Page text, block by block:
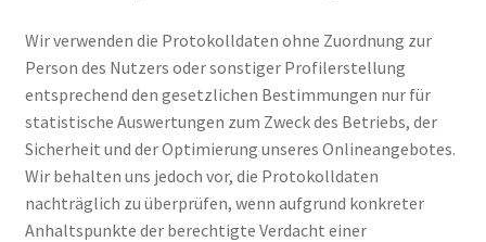
Wir verwenden die Protokolldaten ohne Zuordnung zur
Person des Nutzers oder sonstiger Profilerstellung
entsprechend den gesetzlichen Bestimmungen nur für
statistische Auswertungen zum Zweck des Betriebs, der
Sicherheit und der Optimierung unseres Onlineangebotes.
Wir behalten uns jedoch vor, die Protokolldaten
nachträglich zu überprüfen, wenn aufgrund konkreter
Anhaltspunkte der berechtigte Verdacht einer